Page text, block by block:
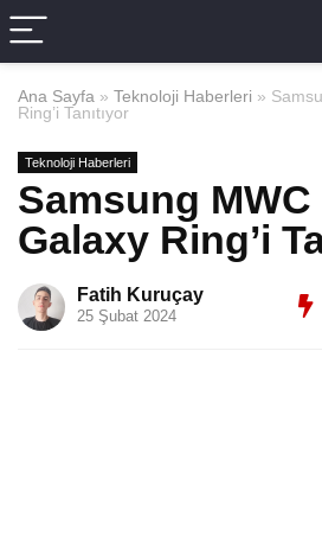
Ana Sayfa » Teknoloji Haberleri »
Ring’i Tanıtıyor
Teknoloji Haberleri
Samsung MWC
Galaxy Ring’i
Fatih Kuruçay
25 Şubat 2024